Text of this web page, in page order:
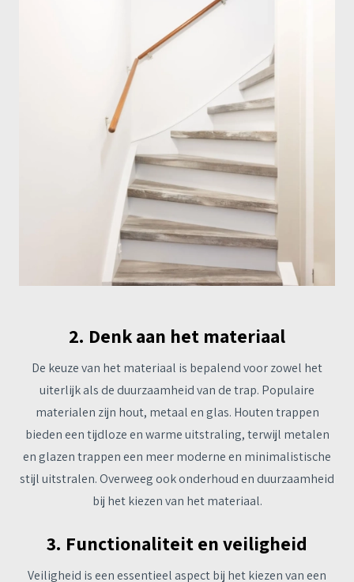
2. Denk aan het materiaal
De keuze van het materiaal is bepalend voor zowel het
uiterlijk als de duurzaamheid van de trap. Populaire
materialen zijn hout, metaal en glas. Houten trappen
bieden een tijdloze en warme uitstraling, terwijl metalen
en glazen trappen een meer moderne en minimalistische
stijl uitstralen. Overweeg ook onderhoud en duurzaamheid
bij het kiezen van het materiaal.
3. Functionaliteit en veiligheid
Veiligheid is een essentieel aspect bij het kiezen van een